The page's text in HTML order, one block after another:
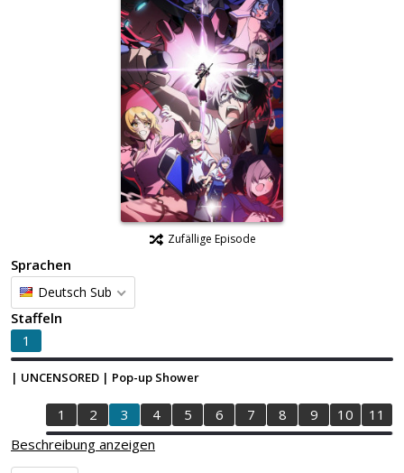
Zufällige Episode
Sprachen
Deutsch Sub
Staffeln
1
| UNCENSORED | Pop-up Shower
1 2 3 4 5 6 7 8 9 10
11
Beschreibung anzeigen